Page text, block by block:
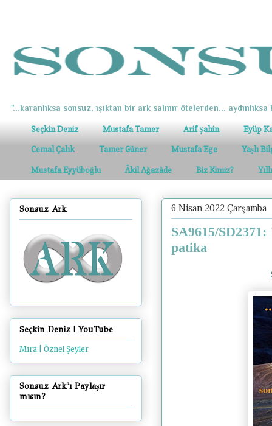
"...karanlıksa sonsuz, ışıktan bir ark salınır ötelerden... aydınlıksa
Seçkin Deniz Mustafa Tamer Arif Şahin Eyüp
Cemal Çalık Tamer Güner Mustafa Ege Yaşlı
Mustafa Eyyüboğlu Âkil Ağazâde Biz Kimiz?
6 Nisan 2022 Çarşamba
SA9615/
patika
Sonsuz Ark
Seçkin Deniz | YouTube
Mıra | Öznel Şeyler
Sonsuz Ark'ı Paylaşır
mısın?